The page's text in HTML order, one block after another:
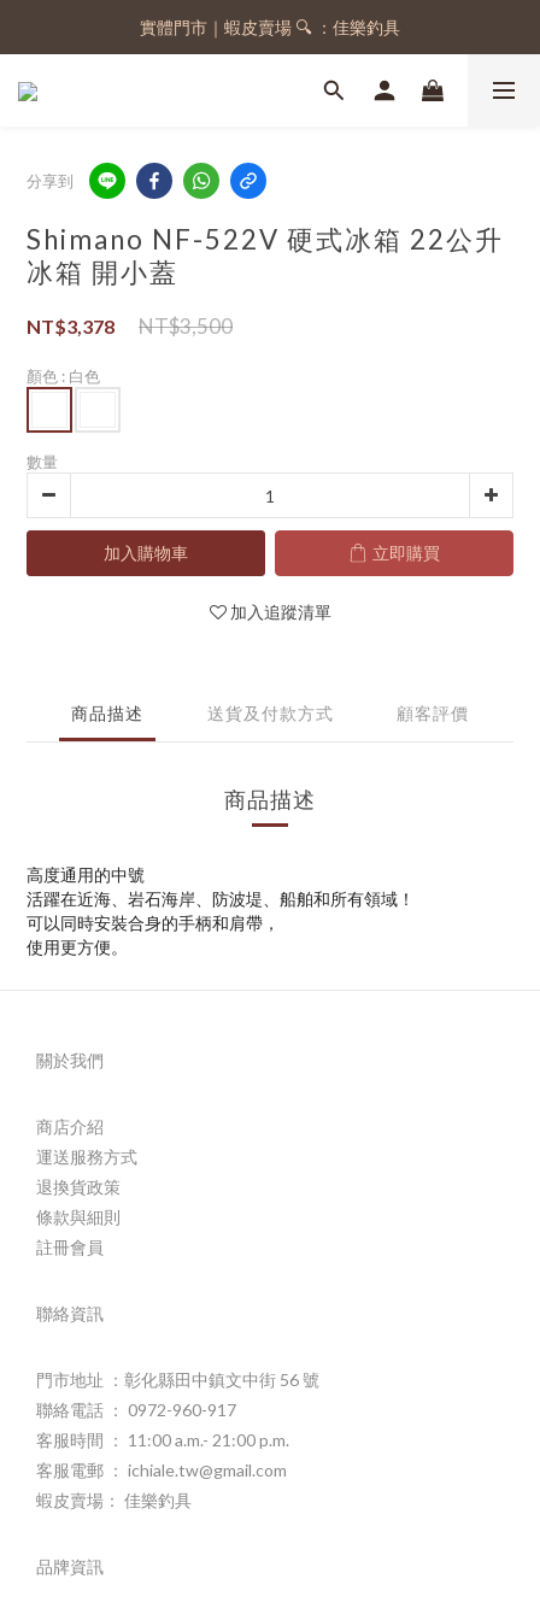
註冊會員，送 50 元購物金
實體門市｜蝦皮賣場 🔍 ：佳樂釣具
註冊會員，送 50 元購物金
分享到
Shimano NF-522V 硬式冰箱 22公升
冰箱 開小蓋
NT$3,378 NT$3,500
顏色 : 白色
數量
加入購物車 立即購買
加入追蹤清單
商品描述 送貨及付款方式 顧客評價
商品描述
高度通用的中號
活躍在近海、岩石海岸、防波堤、船舶和所有領域！
可以同時安裝合身的手柄和肩帶，
使用更方便。
關於我們
商店介紹
運送服務方式
退換貨政策
條款與細則
註冊會員
聯絡資訊
門市地址 ：彰化縣田中鎮文中街 56 號
聯絡電話 ： 0972-960-917
客服時間 ： 11:00 a.m.- 21:00 p.m.
客服電郵 ： ichiale.tw@gmail.com
蝦皮賣場： 佳樂釣具
品牌資訊